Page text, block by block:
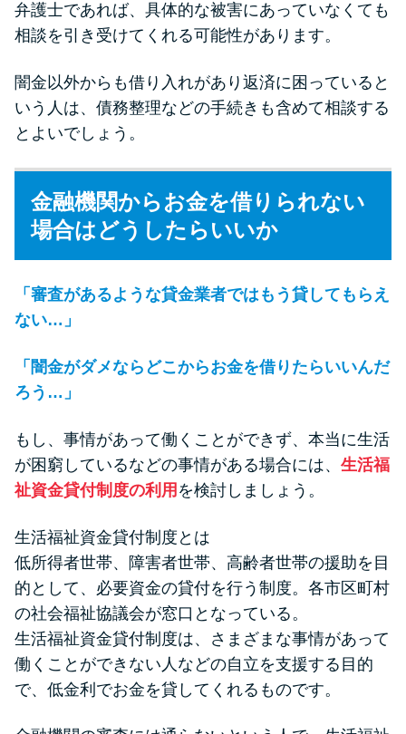
弁護士であれば、具体的な被害にあっていなくても
相談を引き受けてくれる可能性があります。
闇金以外からも借り入れがあり返済に困っていると
いう人は、債務整理などの手続きも含めて相談する
とよいでしょう。
金融機関からお金を借りられない
場合はどうしたらいいか
「審査があるような貸金業者ではもう貸してもらえ
ない…」
「闇金がダメならどこからお金を借りたらいいんだ
ろう…」
もし、事情があって働くことができず、本当に生活
が困窮しているなどの事情がある場合には、 生活福
祉資金貸付制度の利用 を検討しましょう。
生活福祉資金貸付制度とは
低所得者世帯、障害者世帯、高齢者世帯の援助を目
的として、必要資金の貸付を行う制度。各市区町村
の社会福祉協議会が窓口となっている。
生活福祉資金貸付制度は、さまざまな事情があって
働くことができない人などの自立を支援する目的
で、低金利でお金を貸してくれるものです。